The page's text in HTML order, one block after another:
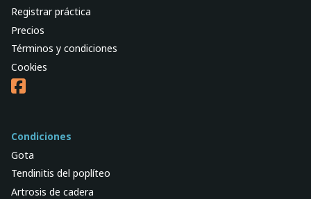
Registrar práctica
Precios
Términos y condiciones
Cookies
Condiciones
Gota
Tendinitis del poplíteo
Artrosis de cadera